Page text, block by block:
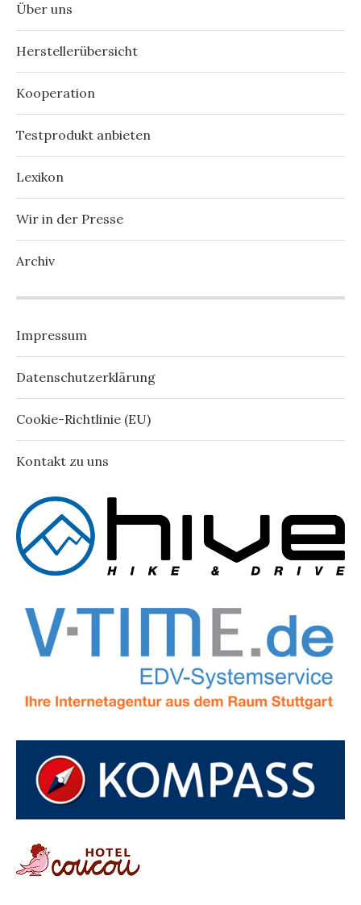
Über uns
Herstellerübersicht
Kooperation
Testprodukt anbieten
Lexikon
Wir in der Presse
Archiv
Impressum
Datenschutzerklärung
Cookie-Richtlinie (EU)
Kontakt zu uns